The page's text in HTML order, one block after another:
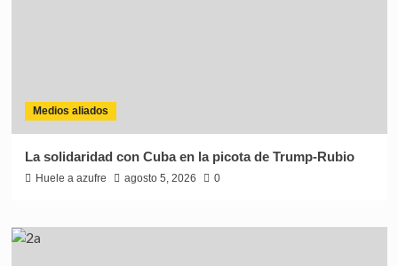
Medios aliados
La solidaridad con Cuba en la picota de Trump-Rubio
Huele a azufre agosto 5, 2026 0